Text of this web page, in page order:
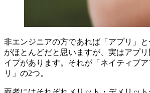
非エンジニアの方であれば「アプリ」
がほとんどだと思いますが、実はアプ
イプがあります。それが「ネイティブ
リ」の2つ。